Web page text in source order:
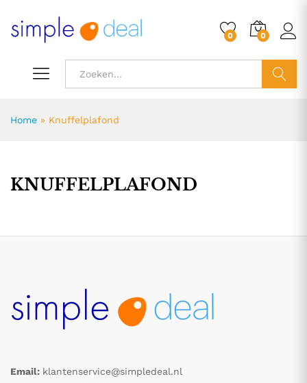
0 0
Home » Knuffelplafond
KNUFFELPLAFOND
Email: klantenservice@simpledeal.nl